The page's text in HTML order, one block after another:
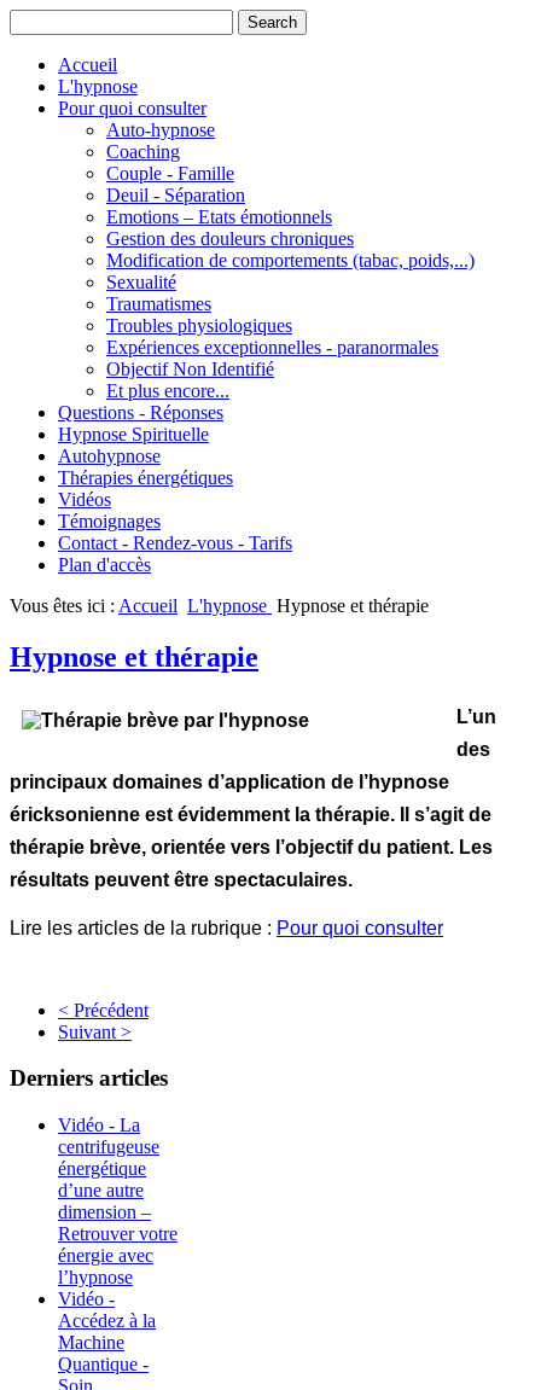
Accueil
L'hypnose
Pour quoi consulter
Auto-hypnose
Coaching
Couple - Famille
Deuil - Séparation
Emotions – Etats émotionnels
Gestion des douleurs chroniques
Modification de comportements (tabac, poids,...)
Sexualité
Traumatismes
Troubles physiologiques
Expériences exceptionnelles - paranormales
Objectif Non Identifié
Et plus encore...
Questions - Réponses
Hypnose Spirituelle
Autohypnose
Thérapies énergétiques
Vidéos
Témoignages
Contact - Rendez-vous - Tarifs
Plan d'accès
Vous êtes ici : Accueil L'hypnose Hypnose et thérapie
Hypnose et thérapie
L’un
des
principaux domaines d’application de l’hypnose
éricksonienne est évidemment la thérapie. Il s’agit de
thérapie brève, orientée vers l’objectif du patient. Les
résultats peuvent être spectaculaires.
Lire les articles de la rubrique : Pour quoi consulter
< Précédent
Suivant >
Derniers articles
Vidéo - La
centrifugeuse
énergétique
d’une autre
dimension –
Retrouver votre
énergie avec
l’hypnose
Vidéo -
Accédez à la
Machine
Quantique -